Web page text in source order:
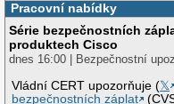
Pracovní nabídky
Série bezpečnostních
produktech Cisco
dnes 16:00 | Bezpečnostní
Vládní CERT upozorňuje (𝕏
bezpečnostních záplat